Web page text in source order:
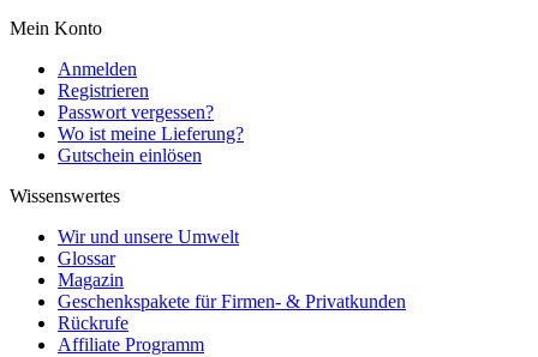
Mein Konto
Anmelden
Registrieren
Passwort vergessen?
Wo ist meine Lieferung?
Gutschein einlösen
Wissenswertes
Wir und unsere Umwelt
Glossar
Magazin
Geschenkspakete für Firmen- & Privatkunden
Rückrufe
Affiliate Programm